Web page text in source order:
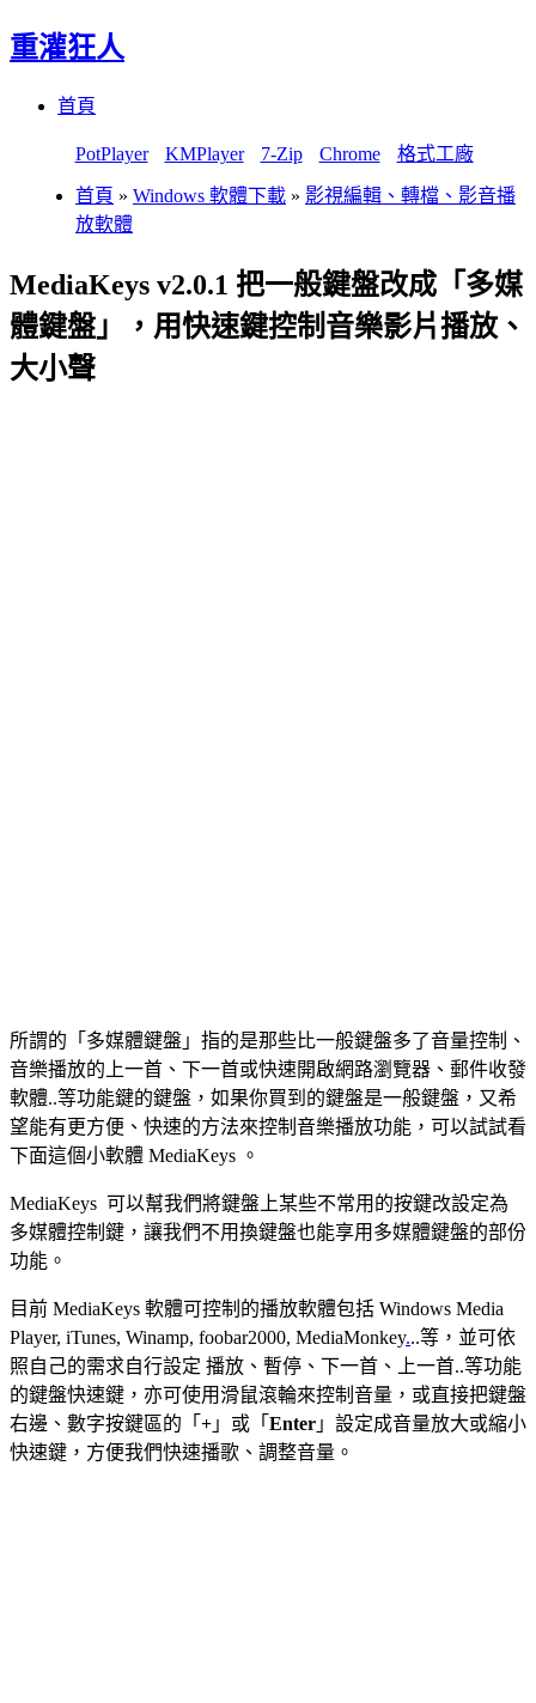
重灌狂人
首頁
PotPlayer KMPlayer 7-Zip Chrome 格式工廠
首頁 » Windows 軟體下載 » 影視編輯、轉檔、影音播
放軟體
MediaKeys v2.0.1 把一般鍵盤改成「多媒
體鍵盤」，用快速鍵控制音樂影片播放、
大小聲
所謂的「多媒體鍵盤」指的是那些比一般鍵盤多了音量控制、
音樂播放的上一首、下一首或快速開啟網路瀏覽器、郵件收發
軟體..等功能鍵的鍵盤，如果你買到的鍵盤是一般鍵盤，又希
望能有更方便、快速的方法來控制音樂播放功能，可以試試看
下面這個小軟體 MediaKeys 。
MediaKeys 可以幫我們將鍵盤上某些不常用的按鍵改設定為
多媒體控制鍵，讓我們不用換鍵盤也能享用多媒體鍵盤的部份
功能。
目前 MediaKeys 軟體可控制的播放軟體包括 Windows Media
Player, iTunes, Winamp, foobar2000, MediaMonkey...等，並可依
照自己的需求自行設定 播放、暫停、下一首、上一首..等功能
的鍵盤快速鍵，亦可使用滑鼠滾輪來控制音量，或直接把鍵盤
右邊、數字按鍵區的「 + 」或「 Enter 」設定成音量放大或縮小
快速鍵，方便我們快速播歌、調整音量。